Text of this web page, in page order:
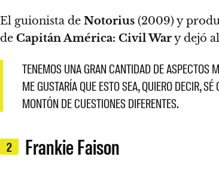
El guionista de Notorius (2009) y
de Capitán América: Civil Wary dejó
TENEMOS UNA GRAN CANTIDAD DE ASPECTOS
ME GUSTARÍA QUE ESTO SEA, QUIERO DECIR,
MONTÓN DE CUESTIONES DIFERENTES.
2 Frankie Faison